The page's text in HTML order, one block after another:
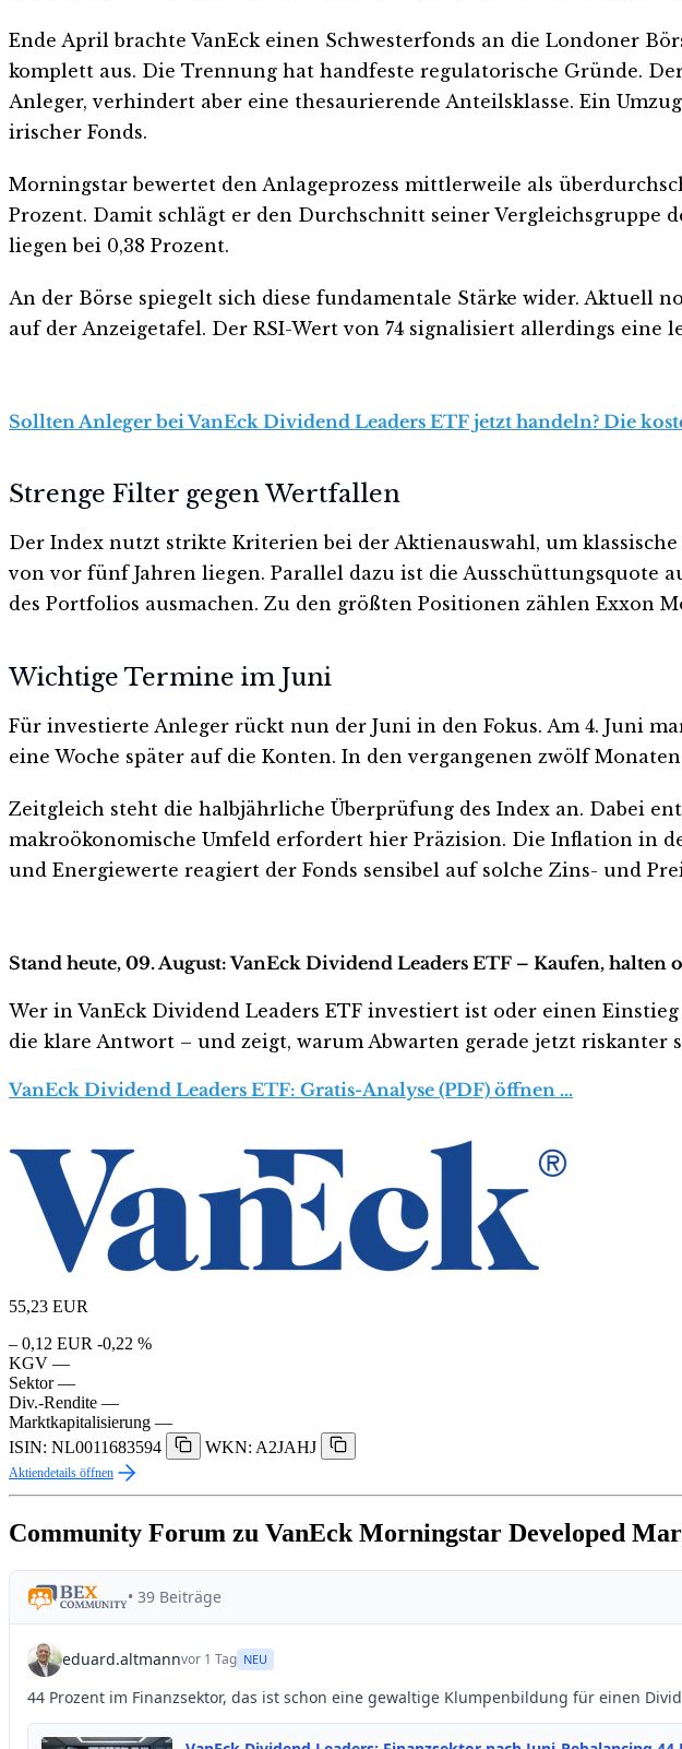
Ende April brachte VanEck einen Schwesterfonds an die Londoner
komplett aus. Die Trennung hat handfeste regulatorische Gründe.
Anleger, verhindert aber eine thesaurierende Anteilsklasse. Ein
irischer Fonds.
Morningstar bewertet den Anlageprozess mittlerweile als
Prozent. Damit schlägt er den Durchschnitt seiner Vergleichsgruppe
liegen bei 0,38 Prozent.
An der Börse spiegelt sich diese fundamentale Stärke wider. Aktuell
auf der Anzeigetafel. Der RSI-Wert von 74 signalisiert allerdings
Sollten Anleger bei VanEck Dividend Leaders ETF jetzt handeln? Die
Strenge Filter gegen Wertfallen
Der Index nutzt strikte Kriterien bei der Aktienauswahl, um
von vor fünf Jahren liegen. Parallel dazu ist die Ausschüttungsquote
des Portfolios ausmachen. Zu den größten Positionen zählen Exxon
Wichtige Termine im Juni
Für investierte Anleger rückt nun der Juni in den Fokus. Am 4. Juni
eine Woche später auf die Konten. In den vergangenen zwölf
Zeitgleich steht die halbjährliche Überprüfung des Index an. Dabei
makroökonomische Umfeld erfordert hier Präzision. Die Inflation in
und Energiewerte reagiert der Fonds sensibel auf solche Zins- und
Stand heute, 09. August: VanEck Dividend Leaders ETF – Kaufen, halten
Wer in VanEck Dividend Leaders ETF investiert ist oder einen
die klare Antwort – und zeigt, warum Abwarten gerade jetzt riskanter
VanEck Dividend Leaders ETF: Gratis-Analyse (PDF) öffnen …
55,23 EUR
– 0,12 EUR -0,22 %
KGV —
Sektor —
Div.-Rendite —
Marktkapitalisierung —
ISIN: NL0011683594
WKN: A2JAHJ
Aktiendetails öffnen
Community Forum zu VanEck Morningstar Developed